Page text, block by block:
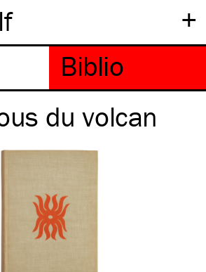
+
du volcan